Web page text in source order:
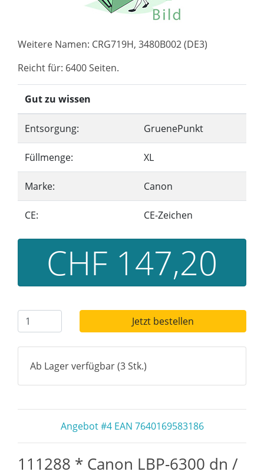
Weitere Namen: CRG719H, 3480B002 (DE3)
Reicht für: 6400 Seiten.
Gut zu wissen
Entsorgung: GruenePunkt
Füllmenge: XL
Marke: Canon
CE: CE-Zeichen
CHF 147,20
Jetzt bestellen
Ab Lager verfügbar (3 Stk.)
Angebot #4 EAN 7640169583186
111288 * Canon LBP-6300 dn /